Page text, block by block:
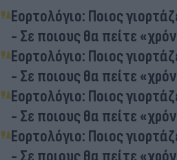
Εορτολόγιο: Ποιος
- Σε ποιους θα πείτε
Εορτολόγιο: Ποιος
- Σε ποιους θα πείτε
Εορτολόγιο: Ποιος
- Σε ποιους θα πείτε
Εορτολόγιο: Ποιος
- Σε ποιους θα πείτε